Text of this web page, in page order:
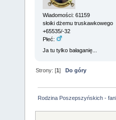
Wiadomości: 61159
słoiki dżemu truskawkowego
+65535/-32
Płeć:
Ja tu tylko bałaganię...
Strony: [1]Do góry
Rodzina Poszepszyńskich -